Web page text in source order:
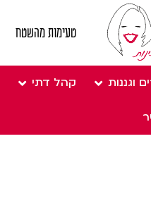
טעימות מהשטח
וגננות קהל דתי